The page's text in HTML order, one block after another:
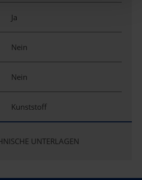
Ja
Nein
Nein
Kunststoff
UNTERLAGEN